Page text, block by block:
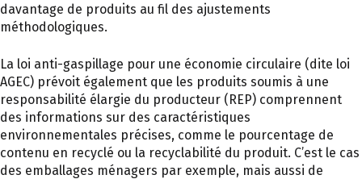
davantage de produits au fil des ajustements
méthodologiques.
La loi anti-gaspillage pour une économie circulaire (dite loi
AGEC) prévoit également que les produits soumis à une
responsabilité élargie du producteur (REP) comprennent
des informations sur des caractéristiques
environnementales précises, comme le pourcentage de
contenu en recyclé ou la recyclabilité du produit. C’est le cas
des emballages ménagers par exemple, mais aussi de